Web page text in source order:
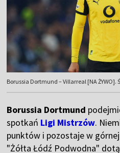
Borussia Dortmund – Villarreal [NA ŻYWO].
Borussia Dortmund
spotkań Ligi Mistrzów.
punktów i pozostaje w
"Żółta Łódź Podwodna"